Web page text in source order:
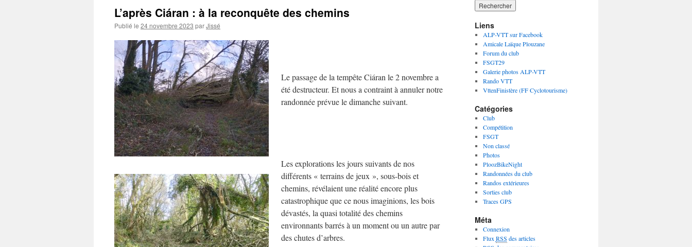
L’après Ciáran : à la reconquête des chemins
Publié le 24 novembre 2023 parJissé
Le passage de la tempête Ciáran le 2 novembre a
été destructeur. Et nous a contraint à annuler notre
randonnée prévue le dimanche suivant.
Les explorations les jours suivants de nos
différents « terrains de jeux », sous-bois et
chemins, révélaient une réalité encore plus
catastrophique que ce nous imaginions, les bois
dévastés, la quasi totalité des chemins
environnants barrés à un moment ou un autre par
des chutes d’arbres.
Liens
ALP-VTT sur Facebook
Amicale Laïque Plouzane
Forum du club
FSGT29
Galerie photos ALP-VTT
Rando VTT
VttenFinistère (FF Cyclotourisme)
Catégories
Club
Compétition
FSGT
Non classé
Photos
PloozBikeNight
Randonnées du club
Randos extérieures
Sorties club
Traces GPS
Méta
Connexion
Flux RSS des articles